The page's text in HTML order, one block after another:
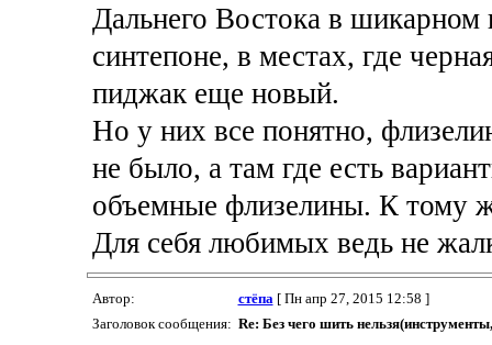
Дальнего Востока в
синтепоне, в местах, где
пиджак еще новый.
Но у них все понятно,
не было, а там где есть
объемные флизелины. К тому
Для себя любимых ведь не
Автор: стёпа[ Пн апр 27, 2015 12:58 ]
Заголовок сообщения: Re: Без чего шить